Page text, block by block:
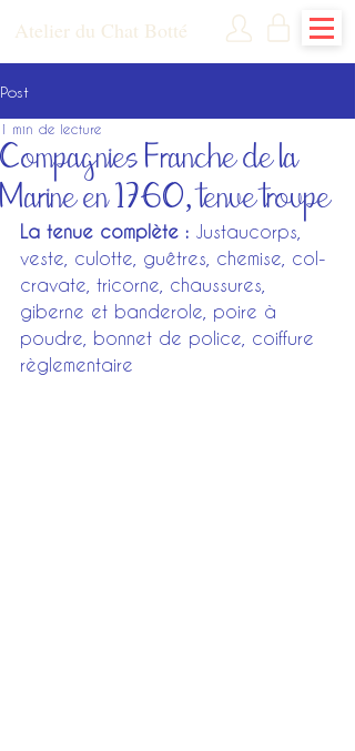
Atelier du Chat Botté
Post
Compagnies Franche de la
Marine en 1760, tenue troupe
1 min de lecture
La tenue complète : Justaucorps,
veste, culotte, guêtres, chemise, col-
cravate, tricorne, chaussures,
giberne et banderole, poire à
poudre, bonnet de police, coiffure
règlementaire